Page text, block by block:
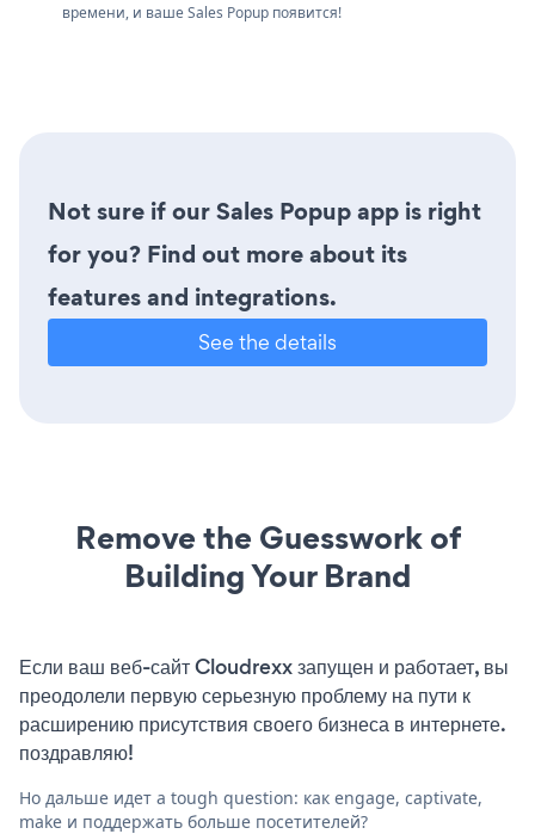
времени, и ваше Sales Popup появится!
Not sure if our Sales Popup app is right
for you? Find out more about its
features and integrations.
See the details
Remove the Guesswork of
Building Your Brand
Если ваш веб-сайт Cloudrexx запущен и работает, вы
преодолели первую серьезную проблему на пути к
расширению присутствия своего бизнеса в интернете.
поздравляю!
Но дальше идет a tough question: как engage, captivate,
make и поддержать больше посетителей?